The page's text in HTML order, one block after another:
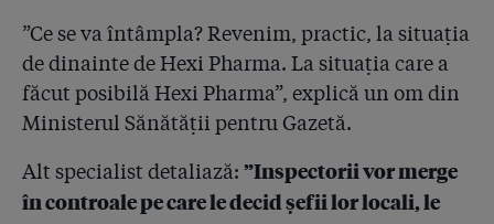
4.56
Răbufnire în dosarul Hexi Pharma! Directorul din
fabrică acuză complicitatea spitalelor: ”Dacă
creșteam concentrația, spitalele nu mai cumpărau
dezinfectanții noștri că ziceau că miroseau prea tare!”
i-a lăsat soției banii și firmele, anunțând-o că ”mai
bine mor”, dar autoritățile care-l urmăreau nu i-au
confiscat nici măcar pistolul. De ce?
”Ce se va întâmpla? Revenim, practic, la situația
de dinainte de Hexi Pharma. La situația care a
făcut posibilă Hexi Pharma”, explică un om din
Ministerul Sănătății pentru Gazetă.
Alt specialist detaliază: ”Inspectorii vor merge
în controale pe care le decid șefii lor locali, le